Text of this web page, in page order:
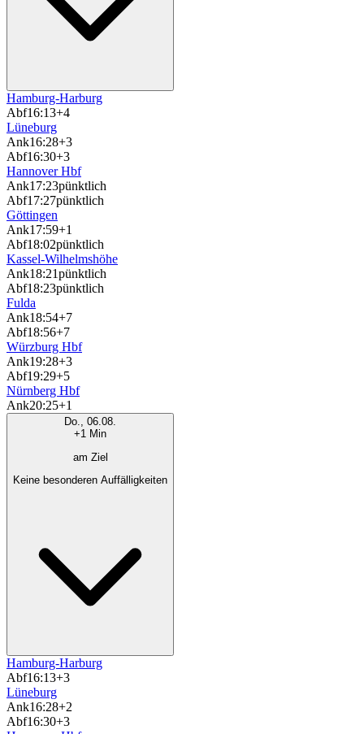
Hamburg-Harburg
Abf16:13+4
Lüneburg
Ank16:28+3
Abf16:30+3
Hannover Hbf
Ank17:23pünktlich
Abf17:27pünktlich
Göttingen
Ank17:59+1
Abf18:02pünktlich
Kassel-Wilhelmshöhe
Ank18:21pünktlich
Abf18:23pünktlich
Fulda
Ank18:54+7
Abf18:56+7
Würzburg Hbf
Ank19:28+3
Abf19:29+5
Nürnberg Hbf
Ank20:25+1
Do., 06.08.
+1 Min
am Ziel
Keine besonderen Auffälligkeiten
Hamburg-Harburg
Abf16:13+3
Lüneburg
Ank16:28+2
Abf16:30+3